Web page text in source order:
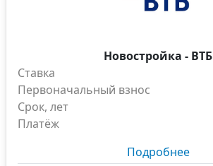
Новостройка - ВТБ
Ставка
Первоначальный взнос
Срок, лет
Платёж
Подробнее